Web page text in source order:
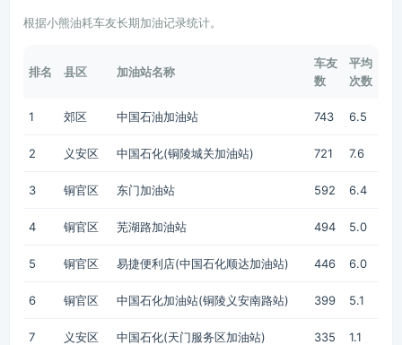
根据小熊油耗车友长期加油记录统计。
排名 县区 加油站名称
车友
数
平均
次数
1 郊区 中国石油加油站 743 6.5
2 义安区 中国石化(铜陵城关加油站) 721 7.6
3 铜官区 东门加油站 592 6.4
4 铜官区 芜湖路加油站 494 5.0
5 铜官区 易捷便利店(中国石化顺达加油站) 446 6.0
6 铜官区 中国石化加油站(铜陵义安南路站) 399 5.1
7 义安区 中国石化(天门服务区加油站) 335 1.1